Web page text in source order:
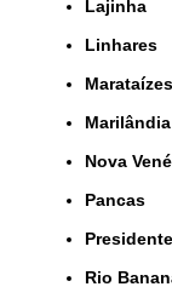
Lajinha
Linhares
Marataízes
Marilândia
Nova
Pancas
Rio